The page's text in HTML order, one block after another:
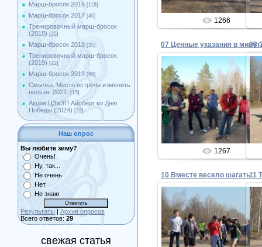
Марш-бросок 2016 [118]
Марш-бросок 2017 [46]
Тренировочный марш-бросок
(2018) [25]
Марш-бросок 2018 [35]
Тренировочный марш-бросок
(2019) [22]
Марш-бросок 2019 [60]
Смычка. Место встречи изменить
нельзя. 2021.
[15]
Акция ЦЗиЗП Айсберг ко Дню
Победы (2024) [22]
Наш опрос
Вы любите зиму?
Очень!
Ну, так...
Не очень
Нет
Не знаю
Результаты | Архив опросов
Всего ответов: 29
свежая статья
1266
12.05.2014
Admin
1267
08
10 Вместе весело шагать
12.05.2014
Admin
11